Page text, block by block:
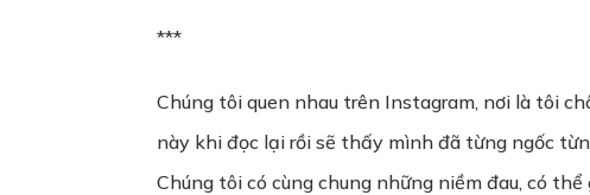
***
Chúng tôi quen nhau trên Instagram, nơi là tôi
này khi đọc lại rồi sẽ thấy mình đã từng ngốc
Chúng tôi có cùng chung những niềm đau, có